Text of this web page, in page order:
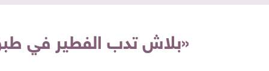
«بلاش تدب الفطير في